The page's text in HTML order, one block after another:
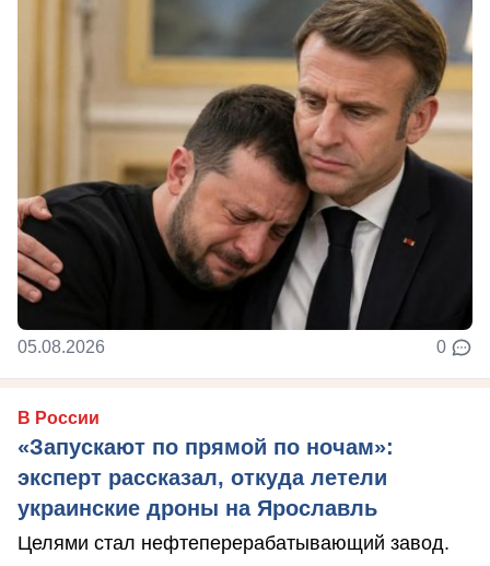
05.08.2026 0
В России
«Запускают по прямой по ночам»:
эксперт рассказал, откуда летели
украинские дроны на Ярославль
Целями стал нефтеперерабатывающий завод.